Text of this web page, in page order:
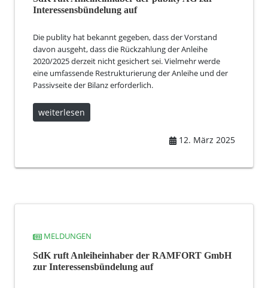
Interessensbündelung auf
Die publity hat bekannt gegeben, dass der Vorstand
davon ausgeht, dass die Rückzahlung der Anleihe
2020/2025 derzeit nicht gesichert sei. Vielmehr werde
eine umfassende Restrukturierung der Anleihe und der
Passivseite der Bilanz erforderlich.
weiterlesen
12. März 2025
MELDUNGEN
SdK ruft Anleiheinhaber der RAMFORT GmbH
zur Interessensbündelung auf